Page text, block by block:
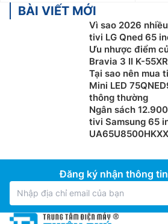
Chọn mua theo thương hiệu:
có rất nhiều thương hiệu tivi
mẫu mã đa dạng, chất lượng tốt
hãng tivi được ưa chuộng có thể
Samsung, LG, Casper, TCL,
phong cách thiết kế, kiểu dáng
nhau. Tùy thuộc vào sở thích, nhu
cũng như túi tiền của bản thân
sản phẩm phù hợp nhất.
máy Thiên Phú
Tivi Samsung
Samsung là thương hiệu tivi hàng
BÀI VIẾT MỚI
Vì sao 2026
tivi LG Qned 65
Ưu nhược điểm
Bravia 3 II K-
Tại sao nên mua
Mini LED
thông thường
Ngân sách
tivi Samsung 65
Đăng ký nhận thông